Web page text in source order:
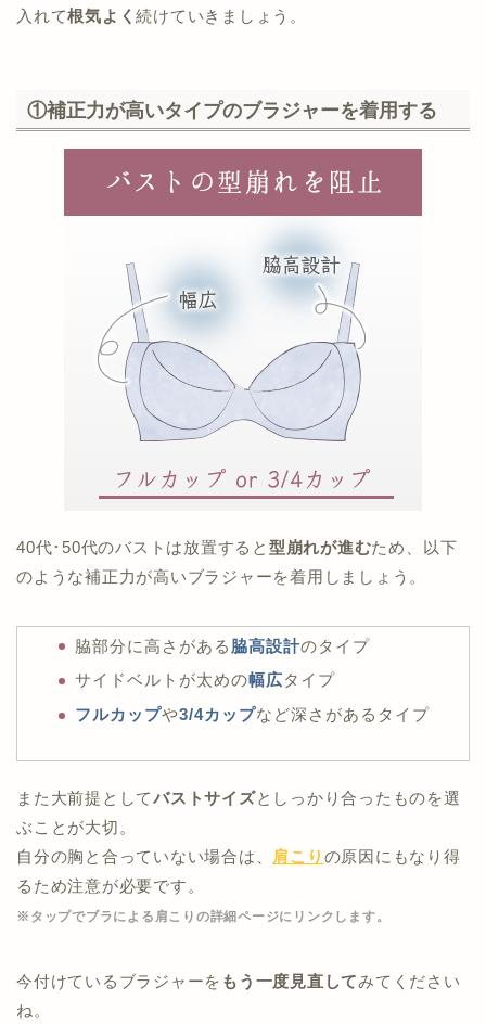
入れて根気よく続けていきましょう。
①補正力が高いタイプのブラジャーを着用する
40代･50代のバストは放置すると 型崩れが進むため、以下
のような補正力が高いブラジャーを着用しましょう。
脇部分に高さがある 脇高設計のタイプ
サイドベルトが太めの幅広タイプ
フルカップや3/4カップなど深さがあるタイプ
また大前提としてバストサイズとしっかり合ったものを選
ぶことが大切。
自分の胸と合っていない場合は、 肩こり の原因にもなり得
るため注意が必要です。
※タップでブラによる肩こりの詳細ページにリンクします。
今付けているブラジャーを もう一度見直してみてください
ね。